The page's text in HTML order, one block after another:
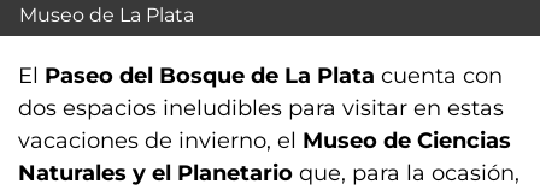
Museo de La Plata
El Paseo del Bosque de La Plata cuenta con
dos espacios ineludibles para visitar en estas
vacaciones de invierno, el Museo de Ciencias
Naturales y el Planetario que, para la ocasión,